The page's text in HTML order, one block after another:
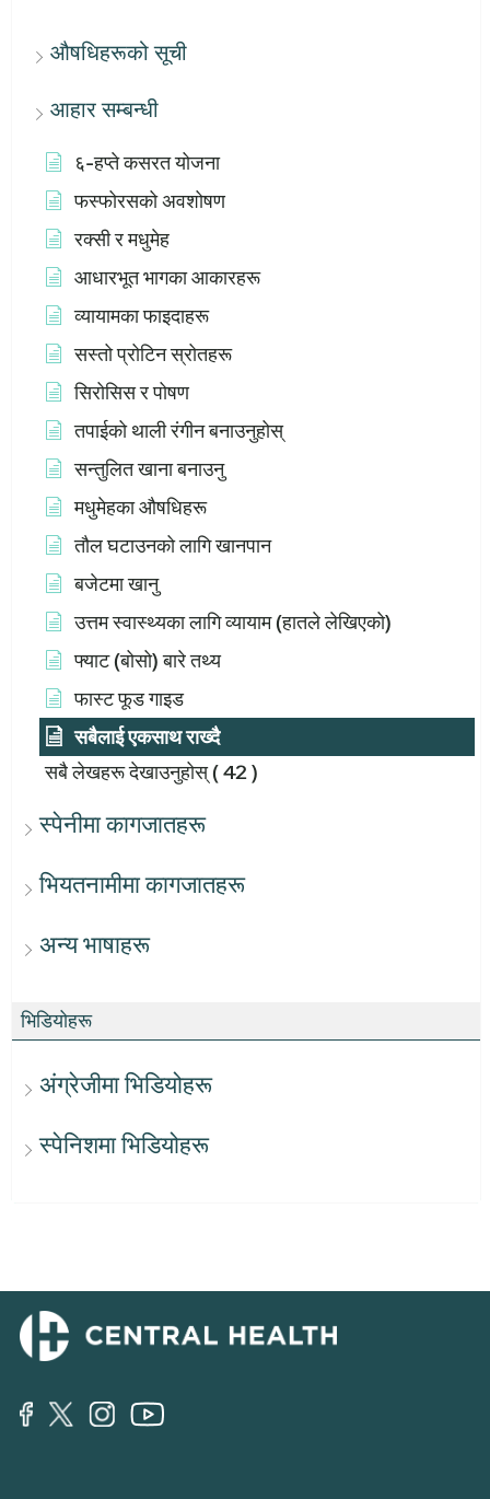
औषधिहरूको सूची
आहार सम्बन्धी
६-हप्ते कसरत योजना
फस्फोरसको अवशोषण
रक्सी र मधुमेह
आधारभूत भागका आकारहरू
व्यायामका फाइदाहरू
सस्तो प्रोटिन स्रोतहरू
सिरोसिस र पोषण
तपाईको थाली रंगीन बनाउनुहोस्
सन्तुलित खाना बनाउनु
मधुमेहका औषधिहरू
तौल घटाउनको लागि खानपान
बजेटमा खानु
उत्तम स्वास्थ्यका लागि व्यायाम (हातले लेखिएको)
फ्याट (बोसो) बारे तथ्य
फास्ट फूड गाइड
सबैलाई एकसाथ राख्दै
सबै लेखहरू देखाउनुहोस्( 42 )
स्पेनीमा कागजातहरू
भियतनामीमा कागजातहरू
अन्य भाषाहरू
भिडियोहरू
अंग्रेजीमा भिडियोहरू
स्पेनिशमा भिडियोहरू